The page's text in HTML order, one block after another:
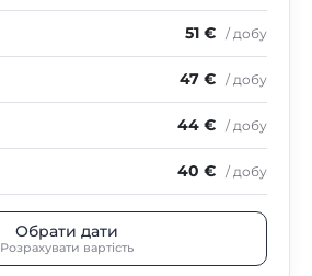
51 € / добу
47 € / добу
44 € / добу
40 € / добу
Обрати дати
Розрахувати вартість